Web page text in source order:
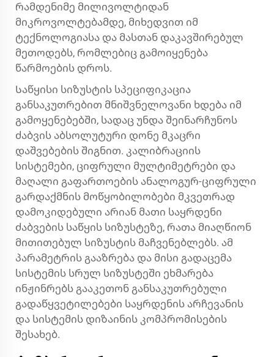
რამდენიმე მილივოლტიდან
მიკროვოლტებამდე, მიხედვით იმ
ტექნოლოგიასა და მასთან დაკავშირებულ
მეთოდებს, რომლებიც გამოიყენება
წარმოების დროს.
Საწყისი სიზუსტის სპეციფიკაცია
განსაკუთრებით მნიშვნელოვანი ხდება იმ
გამოყენებებში, სადაც უნდა შეინარჩუნოს
ძაბვის აბსოლუტური დონე მკაცრი
დაშვებების შიგნით. კალიბრაციის
სისტემები, ციფრული მულტიმეტრები და
მაღალი გაფართოების ანალოგურ-ციფრული
გარდაქმნის მოწყობილობები მკვეთრად
დამოკიდებული არიან მათი საყრდენი
ძაბვების საწყის სიზუსტეზე, რათა მიაღწიონ
მითითებულ სიზუსტის მაჩვენებლებს. ამ
პარამეტრის გააზრება და მისი გადაცემა
სისტემის სრულ სიზუსტეში ეხმარება
ინჟინრებს გააკეთონ განსაკუთრებული
გადაწყვეტილებები საყრდენის არჩევანის
და სისტემის დიზაინის კომპრომისების
შესახებ.